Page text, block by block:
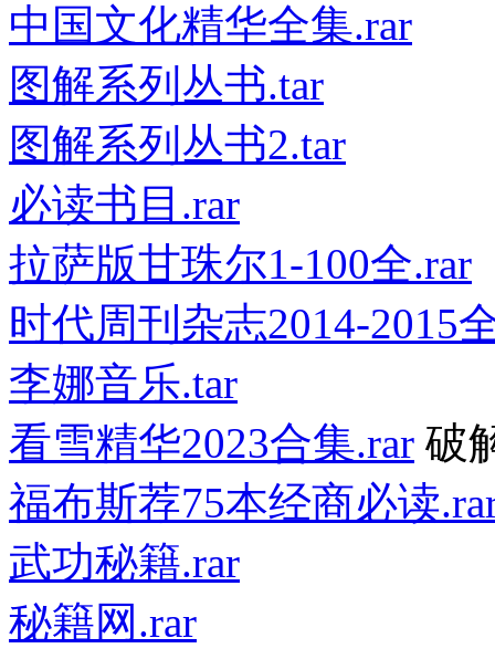
中国文化精华全集.rar
图解系列丛书.tar
图解系列丛书2.tar
必读书目.rar
拉萨版甘珠尔1-100全.rar
时代周刊杂志2014-2015
李娜音乐.tar
看雪精华2023合集.rar 破
福布斯荐75本经商必读
武功秘籍.rar
秘籍网.rar